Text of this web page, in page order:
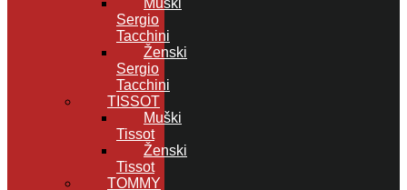
Sergio
Tacchini
Ženski
Sergio
Tacchini
TISSOT
Muški
Tissot
Ženski
Tissot
TOMMY